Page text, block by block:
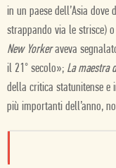
in un paese dell’Asia
strappando via le strisce)
New Yorkeraveva
il 21° secolo»; La maestra
della critica statunitense e
più importanti dell’anno,